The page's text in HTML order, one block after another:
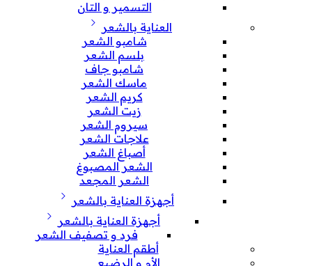
التسمير و التان
العناية بالشعر
شامبو الشعر
بلسم الشعر
شامبو جاف
ماسك الشعر
كريم الشعر
زيت الشعر
سيروم الشعر
علاجات الشعر
أصباغ الشعر
الشعر المصبوغ
الشعر المجعد
أجهزة العناية بالشعر
أجهزة العناية بالشعر
فرد و تصفيف الشعر
أطقم العناية
الأم و الرضيع